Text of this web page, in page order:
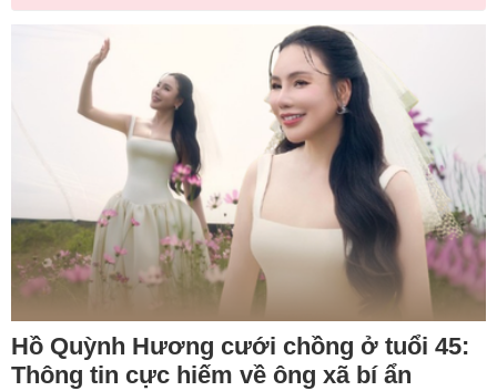
Hồ Quỳnh Hương cưới chồng ở tuổi 45:
Thông tin cực hiếm về ông xã bí ẩn